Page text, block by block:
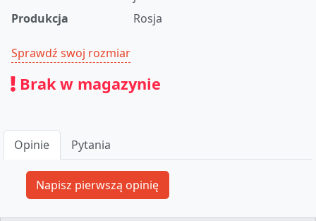
Produkcja
Rosja
Sprawdź swoj rozmiar
Brak w magazynie
Opinie Pytania